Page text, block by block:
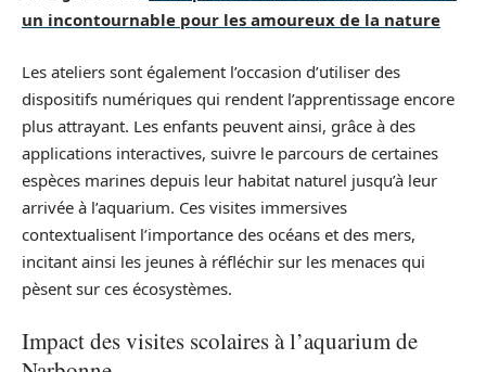
un incontournable pour les amoureux de la nature
Les ateliers sont également l’occasion d’utiliser des
dispositifs numériques qui rendent l’apprentissage encore
plus attrayant. Les enfants peuvent ainsi, grâce à des
applications interactives, suivre le parcours de certaines
espèces marines depuis leur habitat naturel jusqu’à leur
arrivée à l’aquarium. Ces visites immersives
contextualisent l’importance des océans et des mers,
incitant ainsi les jeunes à réfléchir sur les menaces qui
pèsent sur ces écosystèmes.
Impact des visites scolaires à l’aquarium de